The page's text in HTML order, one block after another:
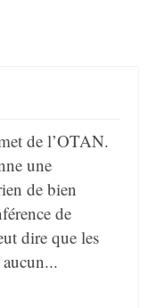
de l’OTAN.
une
de bien
de
dire que les